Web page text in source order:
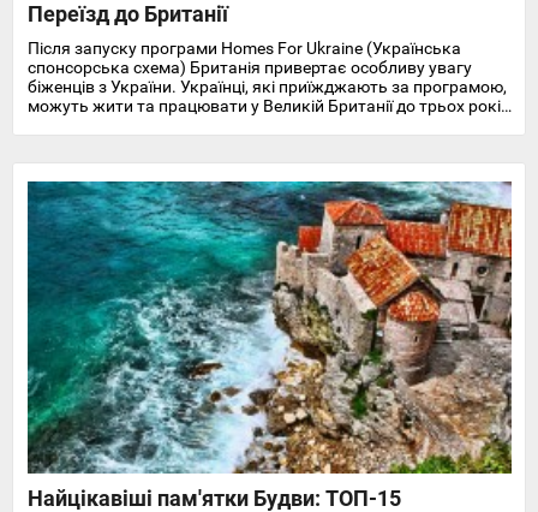
Переїзд до Британії
Після запуску програми Homes For Ukraine (Українська
спонсорська схема) Британія привертає особливу увагу
біженців з України. Українці, які приїжджають за програмою,
можуть жити та працювати у Великій Британії до трьох років
Найцікавіші пам'ятки Будви: ТОП-15